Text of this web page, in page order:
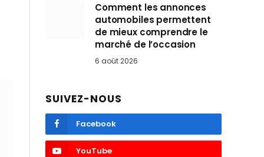
Comment les annonces
automobiles permettent
de mieux comprendre le
marché de l’occasion
6 août 2026
SUIVEZ-NOUS
Facebook
YouTube